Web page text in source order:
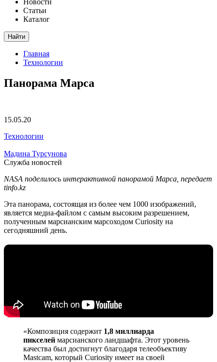
Статьи
Каталог
Найти
Главная
Технологии
Панорама Марса
15.05.20
Технологии
Мадина Турсунова
Служба новостей
NASA поделилось интерактивной панорамой Марса, передает
tinfo.kz
Эта панорама, состоящая из более чем 1000 изображений,
является медиа-файлом с самым высоким разрешением,
полученным марсианским марсоходом Curiosity на
сегодняшний день.
«Композиция содержит 1,8 миллиарда
пикселей марсианского ландшафта. Этот уровень
качества был достигнут благодаря телеобъективу
Mastcam, который Curiosity имеет на своей